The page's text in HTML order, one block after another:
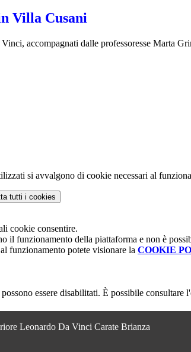
Villa Cusani
accompagnati dalle professoresse Marta
si avvalgono di cookie necessari al
tutti i cookies
cookie consentire.
il funzionamento della piattaforma e non è
funzionamento potete visionare la COOKIE
essere disabilitati. È possibile consultare
Leonardo Da Vinci Carate Brianza